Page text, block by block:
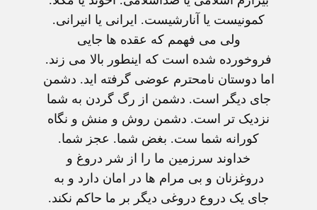
کمونیست یا آنارشیست. ایرانی یا انیرانی.
ولی می فهمم که عقده ها جایی
فروخورده شده است که اینطور بالا می زند.
اما دوستان نامحترم عوضی گرفته اید. دشمن
جای دیگر است. دشمن از رگ گردن به شما
نزدیک تر است. دشمن روش و منش و نگاه
کورانه شما ست. بغض شما. عجز شما.
خداوند سرزمین ما را از شر دروغ و
دروغزنان و بی مرام ها در امان دارد و به
جای یک دروع دروغی دیگر بر ما حاکم نکند.